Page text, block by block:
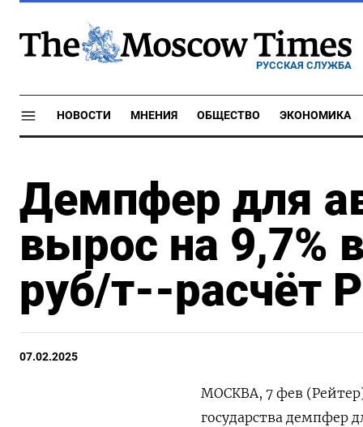
РУССКАЯ СЛУЖБА
НОВОСТИ МНЕНИЯ ОБЩЕСТВО ЭКОНОМИКА
Демпфер для
вырос на 9,7%
руб/т--расчёт
07.02.2025
МОСКВА, 7 фев
государства демпфер